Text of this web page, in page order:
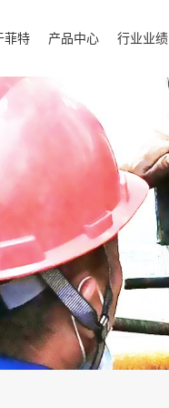
菲特 产品中心 行业业绩